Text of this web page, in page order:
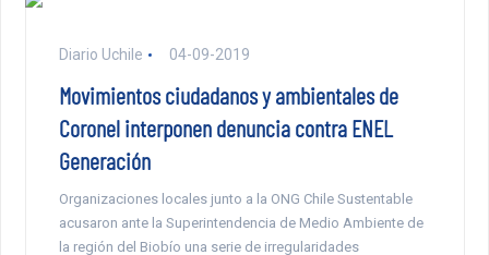
Diario Uchile 04-09-2019
Movimientos ciudadanos y ambientales de
Coronel interponen denuncia contra ENEL
Generación
Organizaciones locales junto a la ONG Chile Sustentable
acusaron ante la Superintendencia de Medio Ambiente de
la región del Biobío una serie de irregularidades